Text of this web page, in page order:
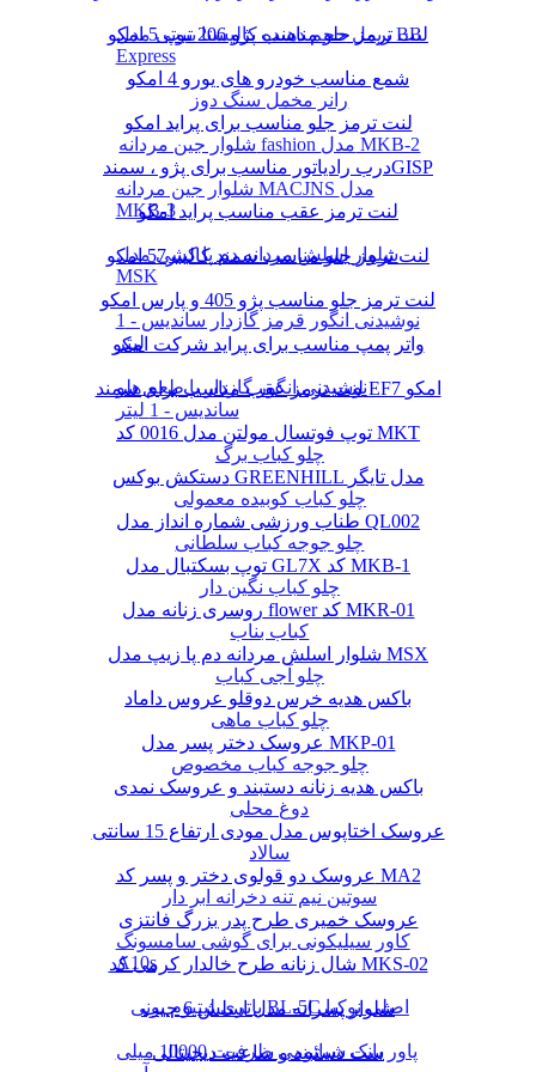
ریمل حجم دهنده کالیستا بیوتی مدل BB
Express
رانر مخمل سنگ دوز
شلوار جین مردانه fashion مدل MKB-2
شلوار جین مردانه MACJNS مدل
MKB-3
شلوار اسلش مردانه دم پا کشی مدل
MSK
نوشیدنی انگور قرمز گازدار ساندیس - 1
لیتر
نوشیدنی انگور گازدار با طعم هلو
ساندیس - 1 لیتر
چلو کباب برگ
چلو کباب کوبیده معمولی
چلو جوجه کباب سلطانی
چلو کباب نگین دار
کباب بناب
چلو آجی کباب
چلو کباب ماهی
چلو جوجه کباب مخصوص
دوغ محلی
سالاد
سوتین نیم تنه دخرانه ابر دار
کاور سیلیکونی برای گوشی سامسونگ
A10s
باتری لیتیوم یونی BL-5C اصلی نوکیا
پاور بانک شیائومی ظرفیت 10000 میلی
لنت ترمز جلو مناسب پژو 206 تیپ 5 امکو
شمع مناسب خودرو های یورو 4 امکو
لنت ترمز جلو مناسب برای پراید امکو
درب رادیاتور مناسب برای پژو ، سمندGISP
لنت ترمز عقب مناسب پراید امکو
لنت ترمز جلو مناسب سمند کالیبر57 امکو
لنت ترمز جلو مناسب پژو 405 و پارس امکو
واتر پمپ مناسب برای پراید شرکت امکو
لنت ترمز عقب مناسب برای سمند EF7 امکو
توپ فوتسال مولتن مدل 0016 کد MKT
دستکش بوکس GREENHILL مدل تایگر
طناب ورزشی شماره انداز مدل QL002
توپ بسکتبال مدل GL7X کد MKB-1
روسری زنانه مدل flower کد MKR-01
شلوار اسلش مردانه دم پا زیپ مدل MSX
باکس هدیه خرس دوقلو عروس داماد
عروسک دختر پسر مدل MKP-01
باکس هدیه زنانه دستبند و عروسک نمدی
عروسک اختاپوس مدل مودی ارتفاع 15 سانتی
عروسک دو قولوی دختر و پسر کد MA2
عروسک خمیری طرح پدر بزرگ فانتزی
شال زنانه طرح خالدار کرمی کد MKS-02
شلوار پسرانه مدل اسلش 6 جیب
ست دستبند و ساعت دیجیتالی